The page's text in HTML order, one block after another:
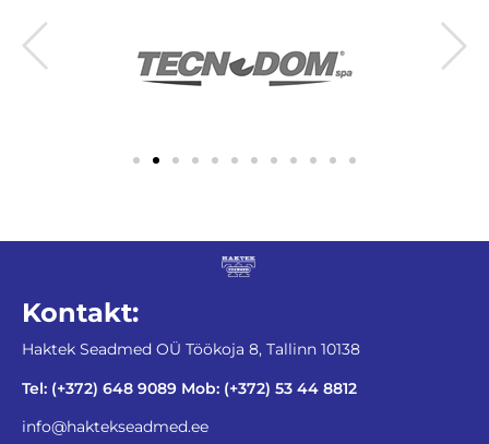
Kontakt:
Haktek Seadmed OÜ Töökoja 8, Tallinn 10138
Tel: (+372) 648 9089 Mob: (+372) 53 44 8812
info@haktekseadmed.ee